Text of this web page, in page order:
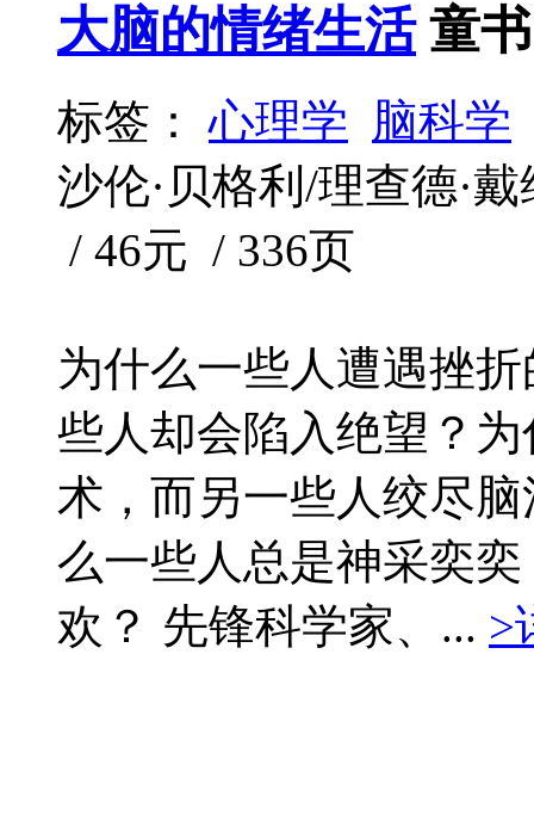
大脑的情绪生活 童
标签：心理学
脑科学
沙伦·贝格利/理查德·
/ 46元 / 336页
为什么一些人遭遇挫
些人却会陷入绝望？
术，而另一些人绞尽
么一些人总是神采奕
欢？ 先锋科学家、... >